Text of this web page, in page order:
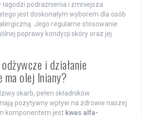
łagodzi podrażnienia i zmniejsza
jest doskonałym wyborem dla osób
Jego regularne stosowanie
poprawy kondycji skóry oraz jej
i działanie
ma olej lniany?
skarb, pełen składników
pozytywny wpływ na zdrowie naszej
komponentem jest kwas alfa-